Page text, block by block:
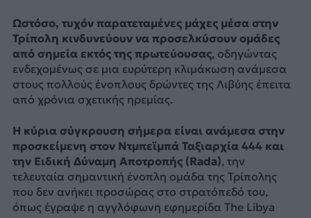
Ωστόσο, τυχόν παρατεταμένες μάχες μέσα στην
Τρίπολη κινδυνεύουν να προσελκύσουν ομάδες
από σημεία εκτός της πρωτεύουσας, οδηγώντας
ενδεχομένως σε μια ευρύτερη κλιμάκωση ανάμεσα
στους πολλούς ένοπλους δρώντες της Λιβύης έπειτα
από χρόνια σχετικής ηρεμίας.
Η κύρια σύγκρουση σήμερα είναι ανάμεσα στην
προσκείμενη στον Ντμπεϊμπά Ταξιαρχία 444 και
την Ειδική Δύναμη Αποτροπής (Rada), την
τελευταία σημαντική ένοπλη ομάδα της Τρίπολης
που δεν ανήκει προσώρας στο στρατόπεδό του,
όπως έγραψε η αγγλόφωνη εφημερίδα The Libya